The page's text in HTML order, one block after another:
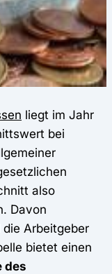
liegt im Jahr
bei
also
Davon
die Arbeitgeber
bietet einen
des